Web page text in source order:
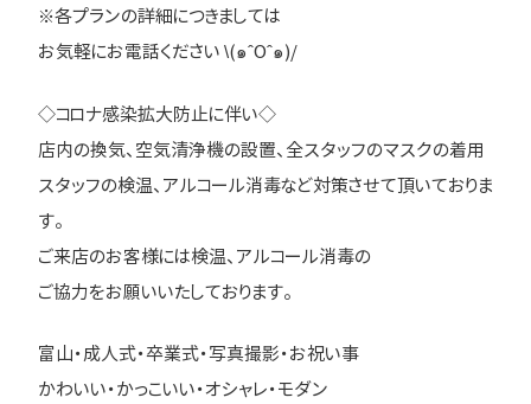
※各プランの詳細につきましては
お気軽にお電話ください \(๑ˆOˆ๑)/
◇コロナ感染拡大防止に伴い◇
店内の換気、空気清浄機の設置、全スタッフのマスクの着用
スタッフの検温、アルコール消毒など対策させて頂いておりま
す。
ご来店のお客様には検温、アルコール消毒の
ご協力をお願いいたしております。
富山・成人式・卒業式・写真撮影・お祝い事
かわいい・かっこいい・オシャレ・モダン